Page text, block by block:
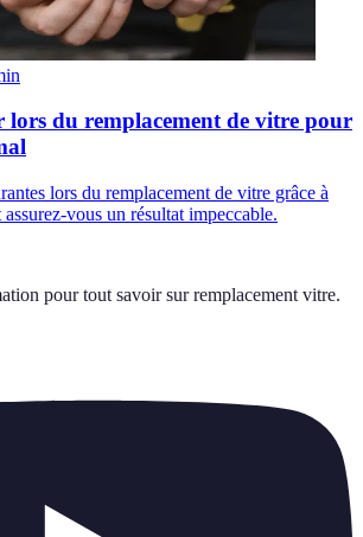
lors du remplacement de vitre pour
lors du remplacement de vitre grâce à
vous un résultat impeccable.
pour tout savoir sur remplacement vitre.